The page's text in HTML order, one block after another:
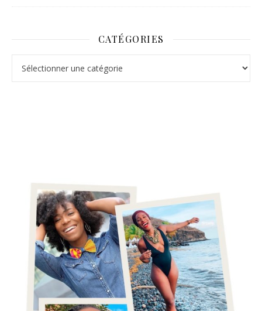
CATÉGORIES